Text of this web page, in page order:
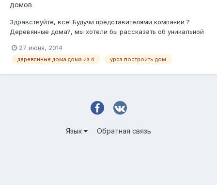
домов
Здравствуйте, все! Будучи представителями компании ?
Деревянные дома?, мы хотели бы рассказать об уникальной
великолепные дома из бруса и профилированного бруса по
самым низким ценам прошлых строительных сезонов. При
27 июня, 2014
деревянные дома дома из б урса построить дом
Язык Обратная связь